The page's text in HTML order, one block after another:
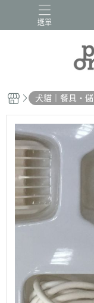
選單
犬貓｜餐具・儲
糧・濾芯